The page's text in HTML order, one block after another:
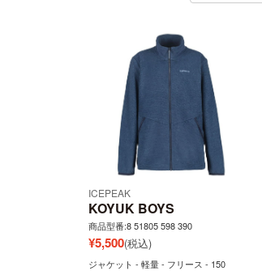
ICEPEAK
KOYUK BOYS
商品型番:8 51805 598 390
¥5,500(税込)
ジャケット - 軽量 - フリース - 150